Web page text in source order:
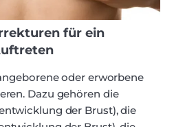
für ein
oder erworbene
Dazu gehören die
der Brust), die